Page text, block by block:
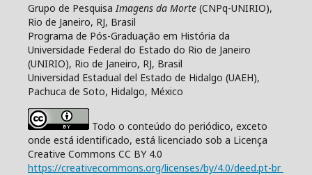
Grupo de Pesquisa Imagens da Morte (CNPq-UNIRIO),
Rio de Janeiro, RJ, Brasil
Programa de Pós-Graduação em História da
Universidade Federal do Estado do Rio de Janeiro
(UNIRIO), Rio de Janeiro, RJ, Brasil
Universidad Estadual del Estado de Hidalgo (UAEH),
Pachuca de Soto, Hidalgo, México
Todo o conteúdo do periódico, exceto
onde está identificado, está licenciado sob a Licença
Creative Commons CC BY 4.0
https://creativecommons.org/licenses/by/4.0/deed.pt-br